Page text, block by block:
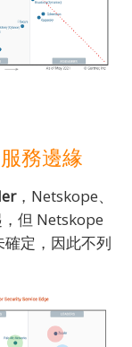
務邊緣
，Netskope、
但 Netskope
定，因此不列